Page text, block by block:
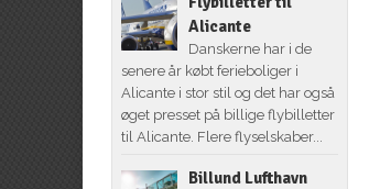
Alicante
Danskerne har i de
senere år købt ferieboliger i
Alicante i stor stil og det har også
øget presset på billige flybilletter
til Alicante. Flere flyselskaber...
Billund Lufthavn